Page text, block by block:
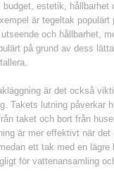
budget, estetik, hållbarhet
är tegeltak populärt
och hållbarhet,
på grund av dess
är det också
Takets lutning påverkar
taket och bort från
är mer effektivt när det
ett tak med en lägre
för vattenansamling